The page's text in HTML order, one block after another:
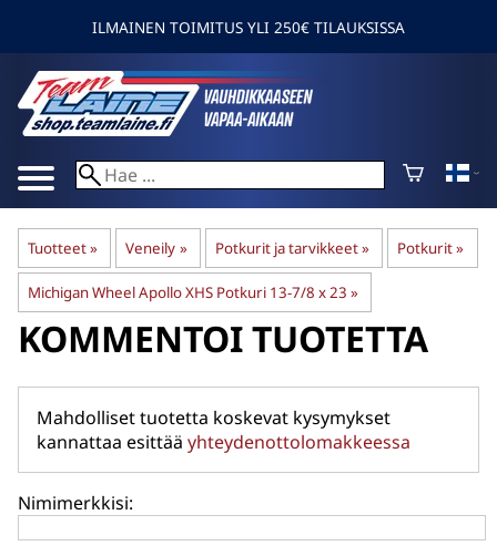
ILMAINEN TOIMITUS YLI 250€ TILAUKSISSA
Tuotteet‪» Veneily ‪» Potkurit ja tarvikkeet‪» Potkurit‪»
Michigan Wheel Apollo XHS Potkuri 13-7/8 x 23 ‪»
KOMMENTOI TUOTETTA
Mahdolliset tuotetta koskevat kysymykset
kannattaa esittää yhteydenottolomakkeessa
Nimimerkkisi: